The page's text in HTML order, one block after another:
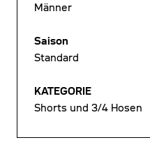
Männer
Saison
Standard
KATEGORIE
Shorts und 3/4 Hosen